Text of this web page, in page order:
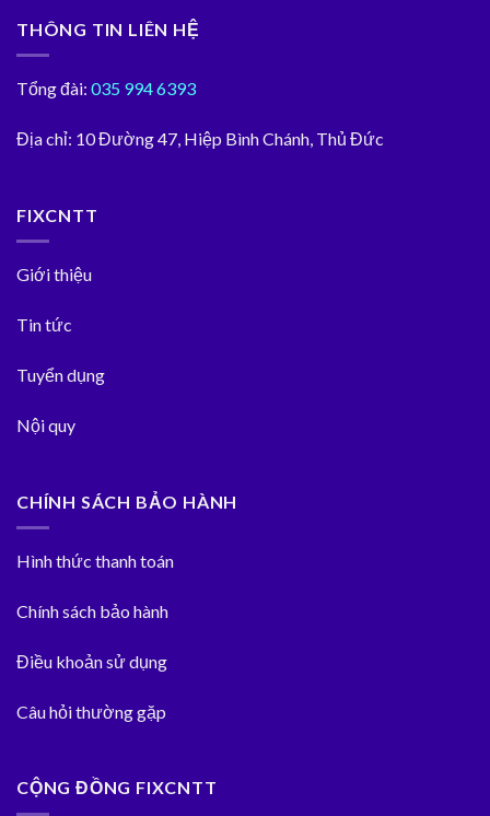
THÔNG TIN LIÊN HỆ
Tổng đài: 035 994 6393
Địa chỉ: 10 Đường 47, Hiệp Bình Chánh, Thủ Đức
FIXCNTT
Giới thiệu
Tin tức
Tuyển dụng
Nội quy
CHÍNH SÁCH BẢO HÀNH
Hình thức thanh toán
Chính sách bảo hành
Điều khoản sử dụng
Câu hỏi thường gặp
CỘNG ĐỒNG FIXCNTT